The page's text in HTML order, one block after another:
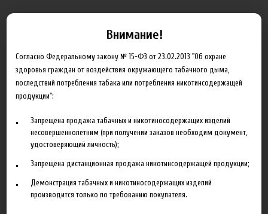
650.00 руб
В корзину
Добавить в сравнение
Отзывы
Внимание!
Согласно Федеральному закону № 15-ФЗ от 23.02.2013 "Об охране
здоровья граждан от воздействия окружающего табачного дыма,
последствий потребления табака или потребления никотинсодержащей
продукции":
Запрещена продажа табачных и никотиносодержащих изделий
несовершеннолетним (при получении заказов необходим документ,
удостоверяющий личность);
Запрещена дистанционная продажа никотинсодержащей продукции;
Демонстрация табачных и никотиносодержащих изделий
производится только по требованию покупателя.